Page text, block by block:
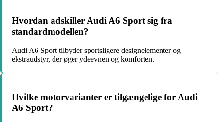
Hvordan adskiller Audi A6 Sport sig fra
standardmodellen?
Audi A6 Sport tilbyder sportsligere designelementer og
ekstraudstyr, der øger ydeevnen og komforten.
Hvilke motorvarianter er tilgængelige for Audi
A6 Sport?